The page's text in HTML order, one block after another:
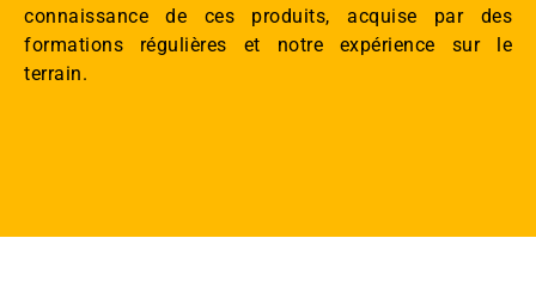
connaissance de ces produits, acquise par des
formations régulières et notre expérience sur le
terrain.